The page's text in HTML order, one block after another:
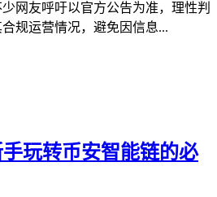
网友呼吁以官方公告为准，理性判
规运营情况，避免因信息...
玩转币安智能链的必